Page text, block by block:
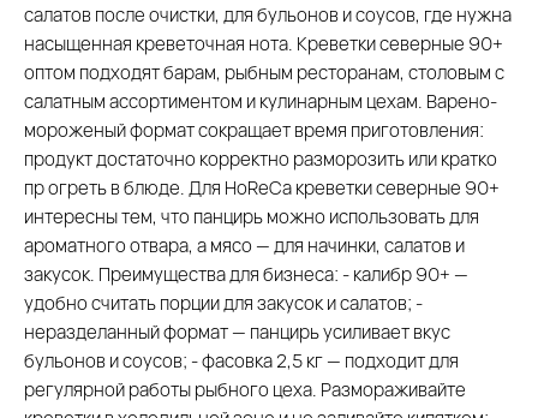
салатов после очистки, для бульонов и соусов, где нужна
насыщенная креветочная нота. Креветки северные 90+
оптом подходят барам, рыбным ресторанам, столовым с
салатным ассортиментом и кулинарным цехам. Варено-
мороженый формат сокращает время приготовления:
продукт достаточно корректно разморозить или кратко
пр огреть в блюде. Для HoReCa креветки северные 90+
интересны тем, что панцирь можно использовать для
ароматного отвара, а мясо — для начинки, салатов и
закусок. Преимущества для бизнеса: - калибр 90+ —
удобно считать порции для закусок и салатов; -
неразделанный формат — панцирь усиливает вкус
бульонов и соусов; - фасовка 2,5 кг — подходит для
регулярной работы рыбного цеха. Размораживайте